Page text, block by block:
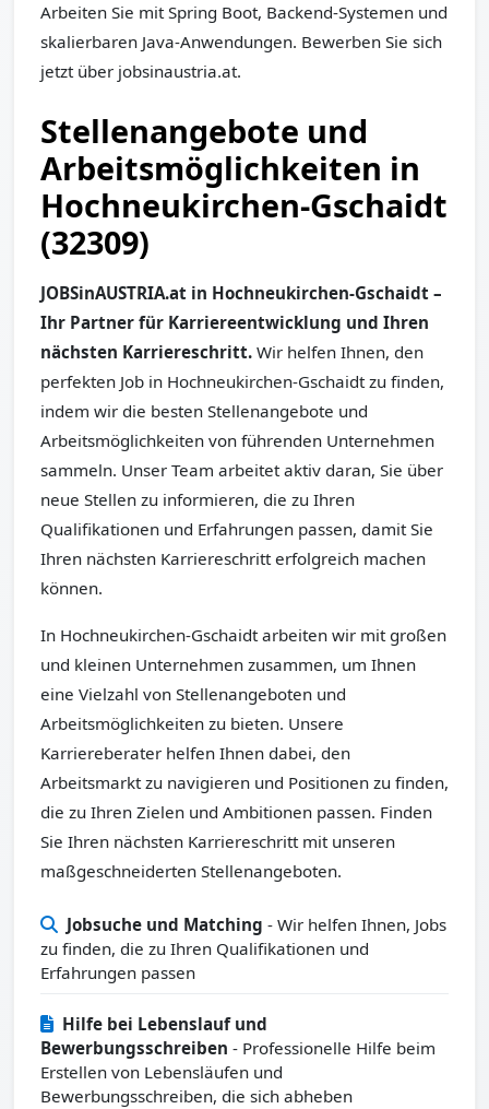
Arbeiten Sie mit Spring Boot, Backend-Systemen und
skalierbaren Java-Anwendungen. Bewerben Sie sich
jetzt über jobsinaustria.at.
Stellenangebote und
Arbeitsmöglichkeiten in
Hochneukirchen-Gschaidt
(32309)
JOBSinAUSTRIA.at in Hochneukirchen-Gschaidt –
Ihr Partner für Karriereentwicklung und Ihren
nächsten Karriereschritt. Wir helfen Ihnen, den
perfekten Job in Hochneukirchen-Gschaidt zu finden,
indem wir die besten Stellenangebote und
Arbeitsmöglichkeiten von führenden Unternehmen
sammeln. Unser Team arbeitet aktiv daran, Sie über
neue Stellen zu informieren, die zu Ihren
Qualifikationen und Erfahrungen passen, damit Sie
Ihren nächsten Karriereschritt erfolgreich machen
können.
In Hochneukirchen-Gschaidt arbeiten wir mit großen
und kleinen Unternehmen zusammen, um Ihnen
eine Vielzahl von Stellenangeboten und
Arbeitsmöglichkeiten zu bieten. Unsere
Karriereberater helfen Ihnen dabei, den
Arbeitsmarkt zu navigieren und Positionen zu finden,
die zu Ihren Zielen und Ambitionen passen. Finden
Sie Ihren nächsten Karriereschritt mit unseren
maßgeschneiderten Stellenangeboten.
Jobsuche und Matching - Wir helfen Ihnen, Jobs
zu finden, die zu Ihren Qualifikationen und
Erfahrungen passen
Hilfe bei Lebenslauf und
Bewerbungsschreiben - Professionelle Hilfe beim
Erstellen von Lebensläufen und
Bewerbungsschreiben, die sich abheben